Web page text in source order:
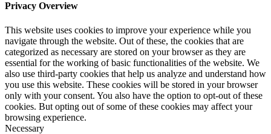
Privacy Overview
This website uses cookies to improve your experience while you
navigate through the website. Out of these, the cookies that are
categorized as necessary are stored on your browser as they are
essential for the working of basic functionalities of the website. We
also use third-party cookies that help us analyze and understand how
you use this website. These cookies will be stored in your browser
only with your consent. You also have the option to opt-out of these
cookies. But opting out of some of these cookies may affect your
browsing experience.
Necessary